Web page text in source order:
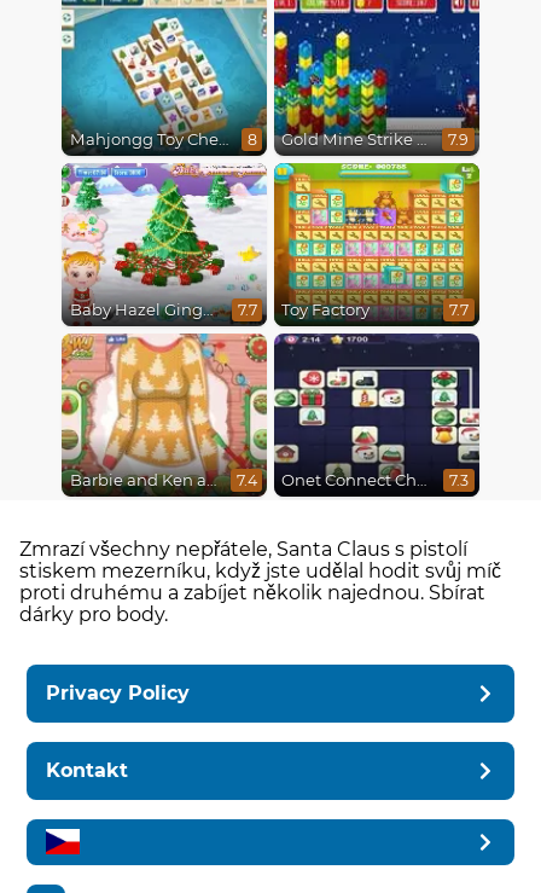
Mahjongg Toy Chest 8 Gold Mine Strike Christmas 7.9
Baby Hazel Gingerbread House 7.7 Toy Factory 7.7
Barbie and Ken a Perfect Christmas 7.4 Onet Connect Christmas 7.3
Zmrazí všechny nepřátele, Santa Claus s pistolí
stiskem mezerníku, když jste udělal hodit svůj míč
proti druhému a zabíjet několik najednou. Sbírat
dárky pro body.
Privacy Policy
Kontakt